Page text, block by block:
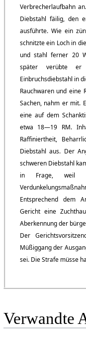
Verbrecherlaufbahn
Diebstahl fäilig, den
ausführte. Wie ein
schnitzte ein Loch in
und stahl ferner 20
später verübte er
Einbruchsdiebstahl in
Rauchwaren und eine
Sachen, nahm er mit.
eine auf dem
etwa 18—19 RM.
Raffiniertheit,
Diebstahl aus. Der
schweren Diebstahl
in Frage, weil
Entsprechend dem
Gericht eine
Aberkennung der
Der
Müßiggang der
sei. Die Strafe müsse
Verwandte